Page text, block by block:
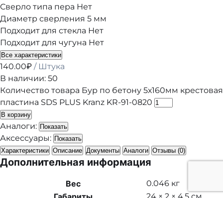
Сверло типа пера Нет
Диаметр сверления 5 мм
Подходит для стекла Нет
Подходит для чугуна Нет
Все характеристики
140.00₽ / Штука
В наличии: 50
Количество товара Бур по бетону 5х160мм крестовая
пластина SDS PLUS Kranz KR-91-0820
В корзину
Аналоги: Показать
Аксессуары: Показать
Характеристики Описание Документы Аналоги Отзывы (0)
Дополнительная информация
Вес 0.046 кг